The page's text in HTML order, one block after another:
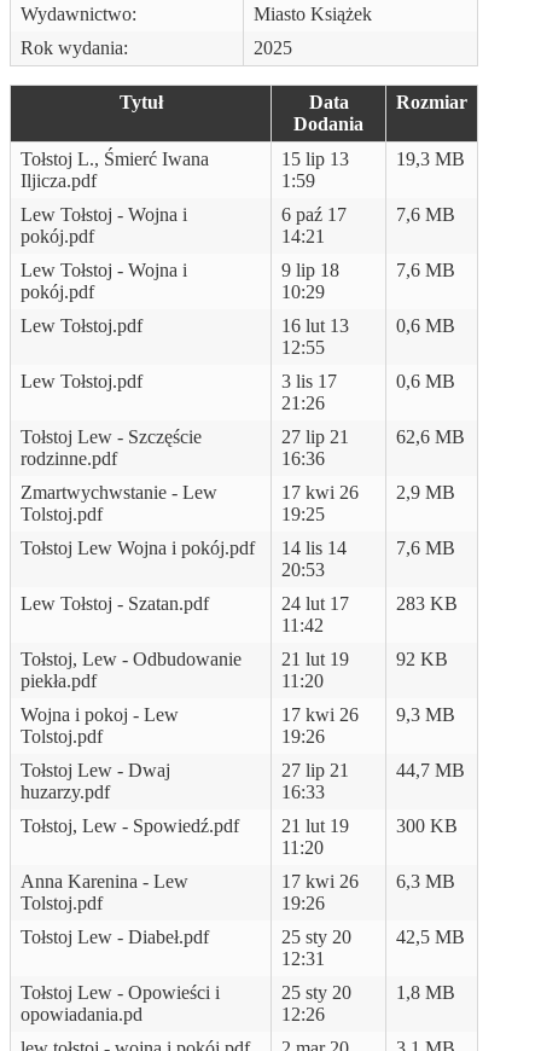
Wydawnictwo:
Miasto Książek
Rok wydania:
2025
Tytuł
Data
Dodania
Rozmiar
Tołstoj L., Śmierć Iwana
Iljicza.pdf
15 lip 13
1:59
19,3 MB
Lew Tołstoj - Wojna i
pokój.pdf
6 paź 17
14:21
7,6 MB
Lew Tołstoj - Wojna i
pokój.pdf
9 lip 18
10:29
7,6 MB
Lew Tołstoj.pdf
16 lut 13
12:55
0,6 MB
Lew Tołstoj.pdf
3 lis 17
21:26
0,6 MB
Tołstoj Lew - Szczęście
rodzinne.pdf
27 lip 21
16:36
62,6 MB
Zmartwychwstanie - Lew
Tolstoj.pdf
17 kwi 26
19:25
2,9 MB
Tołstoj Lew Wojna i pokój.pdf
14 lis 14
20:53
7,6 MB
Lew Tołstoj - Szatan.pdf
24 lut 17
11:42
283 KB
Tołstoj, Lew - Odbudowanie
piekła.pdf
21 lut 19
11:20
92 KB
Wojna i pokoj - Lew
Tolstoj.pdf
17 kwi 26
19:26
9,3 MB
Tołstoj Lew - Dwaj
huzarzy.pdf
27 lip 21
16:33
44,7 MB
Tołstoj, Lew - Spowiedź.pdf
21 lut 19
11:20
300 KB
Anna Karenina - Lew
Tolstoj.pdf
17 kwi 26
19:26
6,3 MB
Tołstoj Lew - Diabeł.pdf
25 sty 20
12:31
42,5 MB
Tołstoj Lew - Opowieści i
opowiadania.pd
25 sty 20
12:26
1,8 MB